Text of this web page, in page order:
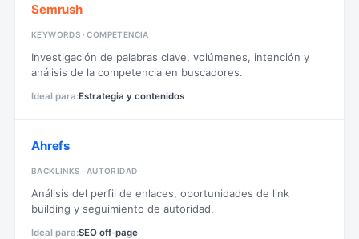
Semrush
KEYWORDS · COMPETENCIA
Investigación de palabras clave, volúmenes, intención y
análisis de la competencia en buscadores.
Estrategia y contenidos
Ahrefs
BACKLINKS · AUTORIDAD
Análisis del perfil de enlaces, oportunidades de link
building y seguimiento de autoridad.
SEO off-page